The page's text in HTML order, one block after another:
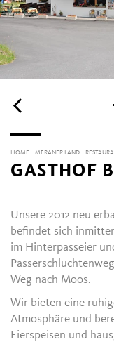
HOME MERANER LAND
GASTHOF
Unsere 2012 neu
befindet sich
im Hinterpasseier
Weg nach Moos.
Wir bieten eine
Atmosphäre und
Eierspeisen und